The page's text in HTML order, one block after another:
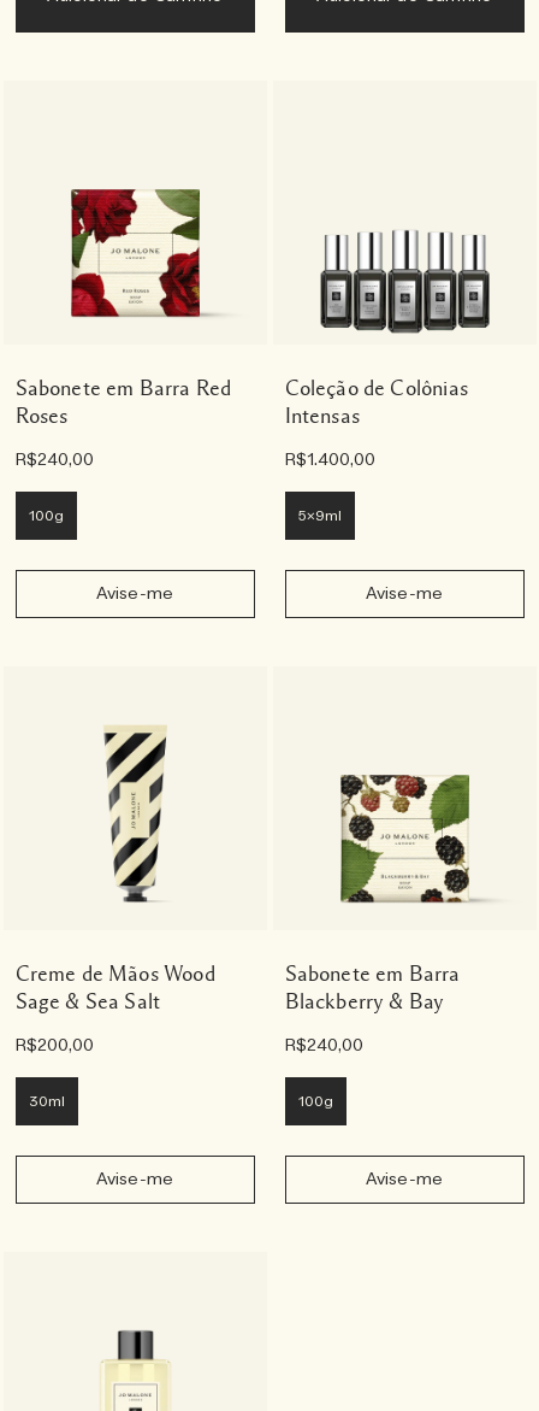
Sabonete em Barra Red
Roses
R$240,00
100g
Avise-me
Coleção de Colônias
Intensas
R$1.400,00
5x9ml
Avise-me
Creme de Mãos Wood
Sage & Sea Salt
R$200,00
30ml
Avise-me
Sabonete em Barra
Blackberry & Bay
R$240,00
100g
Avise-me